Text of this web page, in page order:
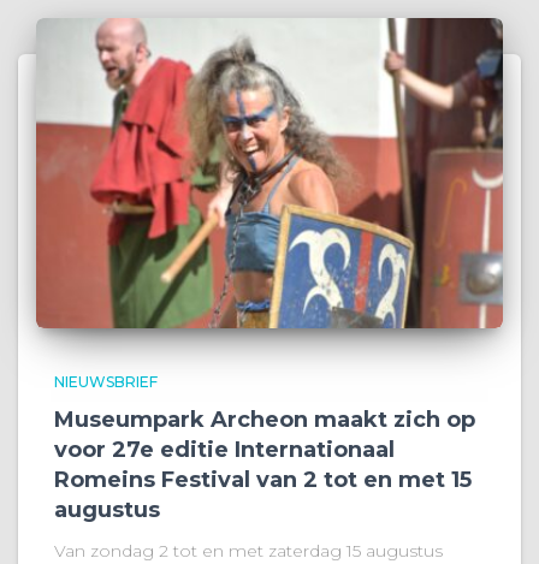
NIEUWSBRIEF
Museumpark Archeon maakt zich op
voor 27e editie Internationaal
Romeins Festival van 2 tot en met 15
augustus
Van zondag 2 tot en met zaterdag 15 augustus